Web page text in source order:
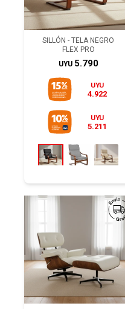
SILLÓN - TELA NEGRO
FLEX PRO
UYU 5.790
UYU
4.922
UYU
5.211